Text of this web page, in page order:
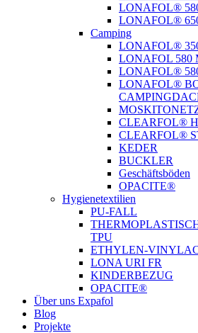
LONAFOL®
LONAFOL®
Camping
LONAFOL®
LONAFOL 580
LONAFOL®
LONAFOL®
CLEARFOL®
CLEARFOL®
KEDER
BUCKLER
Geschäftsböden
OPACITE®
Hygienetextilien
PU-FALL
TPU
ETHYLEN-
LONA URI FR
KINDERBEZUG
OPACITE®
Über uns Expafol
Blog
Projekte